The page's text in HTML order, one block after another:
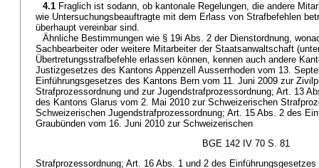
4.1 Fraglich ist sodann, ob kantonale Regelungen, die andere
wie Untersuchungsbeauftragte mit dem Erlass von Strafbefehlen
überhaupt vereinbar sind.
Ähnliche Bestimmungen wie § 19i Abs. 2 der Dienstordnung,
Sachbearbeiter oder weitere Mitarbeiter der Staatsanwaltschaft
Übertretungsstrafbefehle erlassen können, kennen auch andere
Justizgesetzes des Kantons Appenzell Ausserrhoden vom 13.
Einführungsgesetzes des Kantons Bern vom 11. Juni 2009 zur
Strafprozessordnung und zur Jugendstrafprozessordnung; Art. 13
des Kantons Glarus vom 2. Mai 2010 zur Schweizerischen
Schweizerischen Jugendstrafprozessordnung; Art. 15 Abs. 2 des
Graubünden vom 16. Juni 2010 zur Schweizerischen
BGE 142 IV 70 S. 81
Strafprozessordnung; Art. 16 Abs. 1 und 2 des